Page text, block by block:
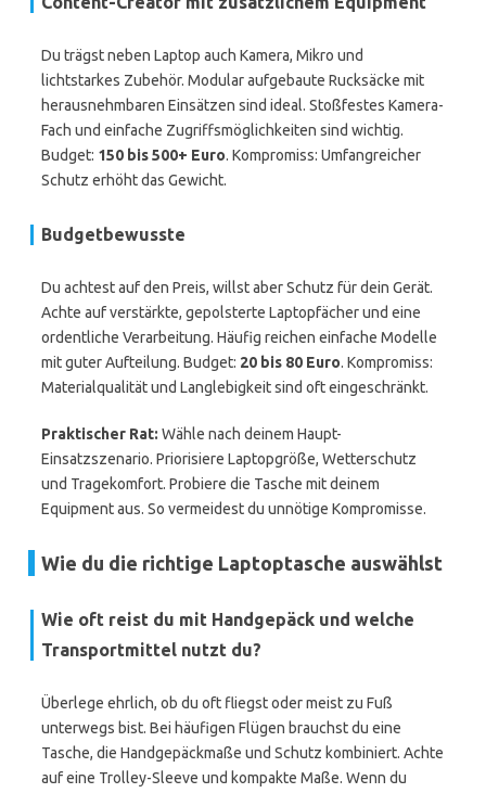
Du trägst neben Laptop auch Kamera, Mikro und
lichtstarkes Zubehör. Modular aufgebaute Rucksäcke mit
herausnehmbaren Einsätzen sind ideal. Stoßfestes Kamera-
Fach und einfache Zugriffsmöglichkeiten sind wichtig.
Budget: 150 bis 500+ Euro. Kompromiss: Umfangreicher
Schutz erhöht das Gewicht.
Budgetbewusste
Du achtest auf den Preis, willst aber Schutz für dein Gerät.
Achte auf verstärkte, gepolsterte Laptopfächer und eine
ordentliche Verarbeitung. Häufig reichen einfache Modelle
mit guter Aufteilung. Budget: 20 bis 80 Euro. Kompromiss:
Materialqualität und Langlebigkeit sind oft eingeschränkt.
Praktischer Rat: Wähle nach deinem Haupt-
Einsatzszenario. Priorisiere Laptopgröße, Wetterschutz
und Tragekomfort. Probiere die Tasche mit deinem
Equipment aus. So vermeidest du unnötige Kompromisse.
Wie du die richtige Laptoptasche auswählst
Wie oft reist du mit Handgepäck und welche
Transportmittel nutzt du?
Überlege ehrlich, ob du oft fliegst oder meist zu Fuß
unterwegs bist. Bei häufigen Flügen brauchst du eine
Tasche, die Handgepäckmaße und Schutz kombiniert. Achte
auf eine Trolley-Sleeve und kompakte Maße. Wenn du